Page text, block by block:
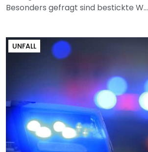
Besonders gefragt sind bestickte W...
UNFALL